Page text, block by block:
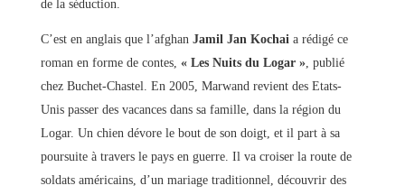
de la séduction.
C’est en anglais que l’afghan Jamil Jan Kochai a rédigé ce
roman en forme de contes, « Les Nuits du Logar », publié
chez Buchet-Chastel. En 2005, Marwand revient des Etats-
Unis passer des vacances dans sa famille, dans la région du
Logar. Un chien dévore le bout de son doigt, et il part à sa
poursuite à travers le pays en guerre. Il va croiser la route de
soldats américains, d’un mariage traditionnel, découvrir des